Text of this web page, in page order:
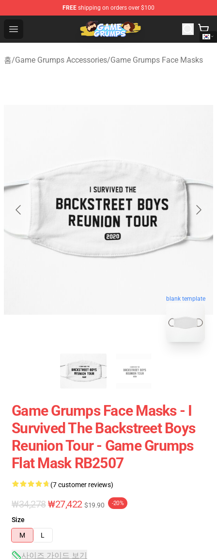
FREE shipping on orders over $100
Open menu
Game Grumps Shop - Official Game Grumps
홈/Game Grumps Accessories/Game Grumps Face Masks
blank template
Game Grumps Face Masks - I
Survived The Backstreet Boys
Reunion Tour - Game Grumps
Flat Mask RB2507
(7 customer reviews)
₩34,278₩27,422 $19.90 -20%
Size
M
L
사이즈 가이드 보기